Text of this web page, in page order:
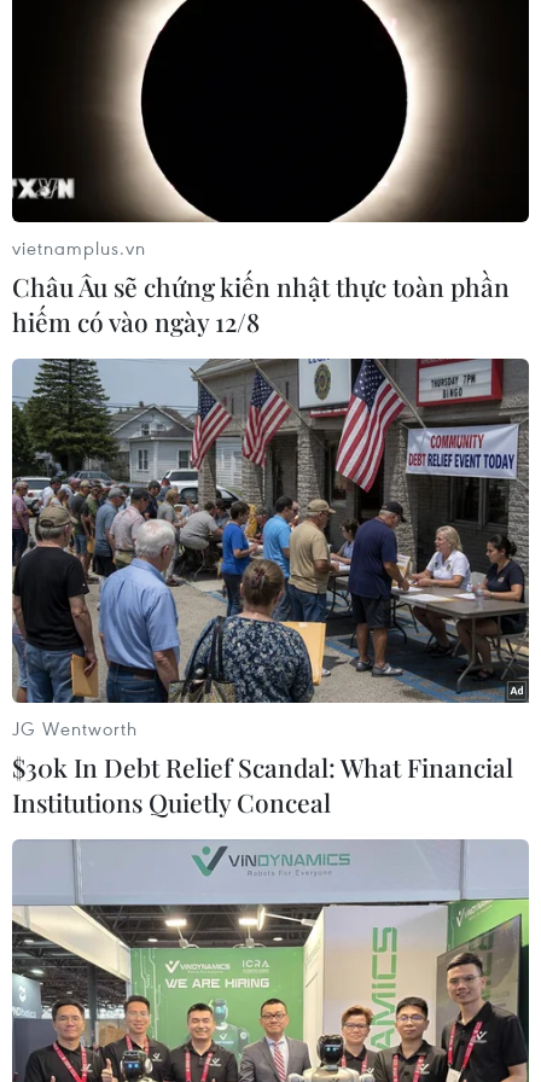
Giải pháp hữu hiệu nào ứng phó với tính
trái quy luật của thiên tai
20/05/2018 03:49
Theo số liệu thống kê của Tổng cục Khí tượng Thủy văn
Quốc gia, thiên tai có xu thế ngày càng gia tăng bất
thường, số lần xuất hiện ngày càng nhiều, cường độ
ngày càng lớn, nghiêm trọng hơn.
Thanh long Tiền Giang rớt giá, thương lái
vietnamplus.vn
Châu Âu sẽ chứng kiến nhật thực toàn phần
hiếm có vào ngày 12/8
JG Wentworth
$30k In Debt Relief Scandal: What Financial
Institutions Quietly Conceal